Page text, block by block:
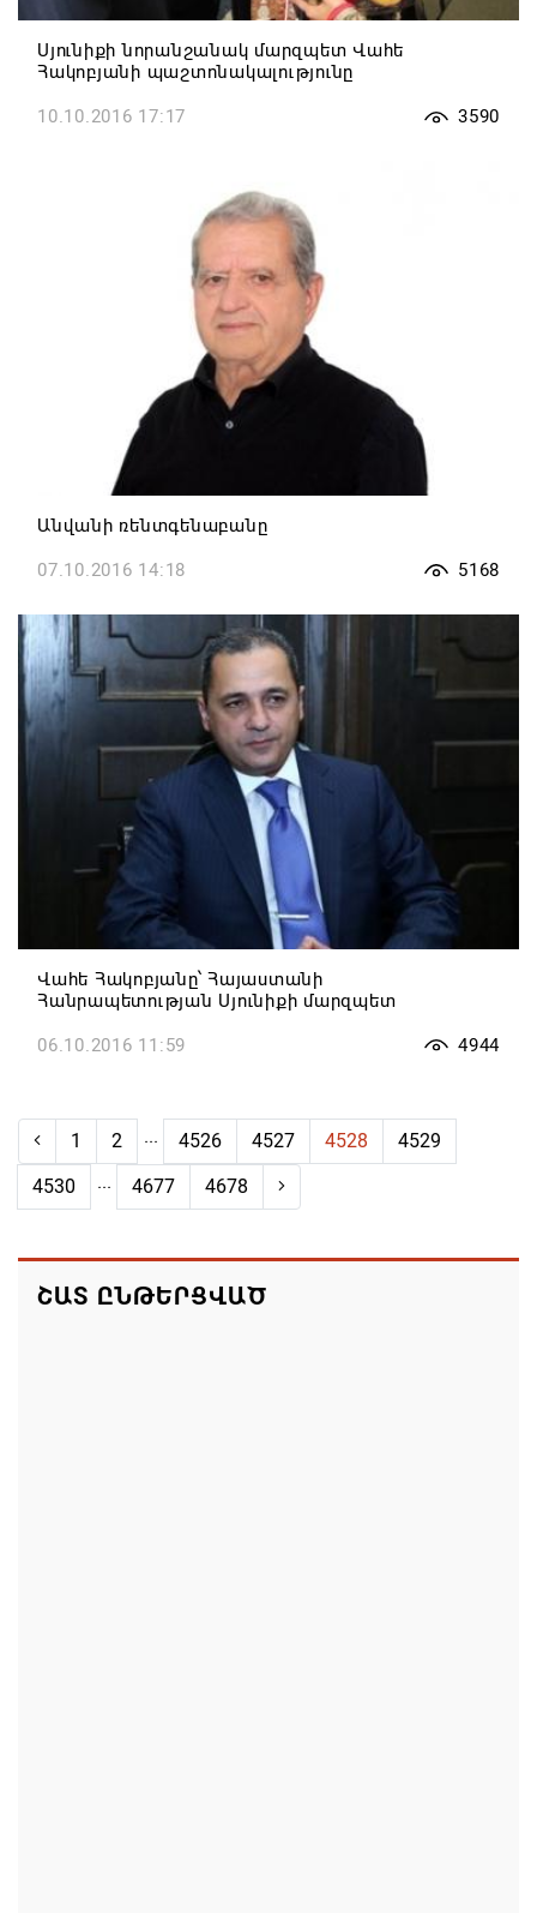
Սյունիքի նորանշանակ մարզպետ Վահե
Հակոբյանի պաշտոնակալությունը
10.10.2016 17:17 3590
Անվանի ռենտգենաբանը
07.10.2016 14:18 5168
Վահե Հակոբյանը՝ Հայաստանի
Հանրապետության Սյունիքի մարզպետ
06.10.2016 11:59 4944
1 2 ... 4526 4527 4528
4529
4530
... 4677 4678
ՇԱՏ ԸՆԹԵՐՑՎԱԾ